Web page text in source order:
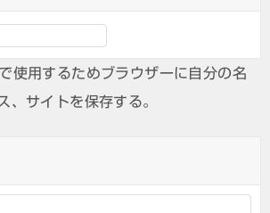
使用するためブラウザーに自分の名
、サイトを保存する。